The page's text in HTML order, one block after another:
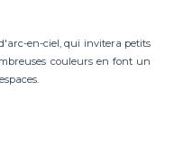
en-ciel, qui invitera petits
couleurs en font un